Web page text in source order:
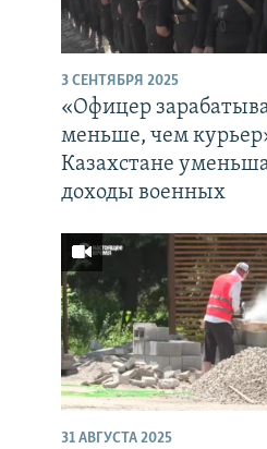
3 СЕНТЯБРЯ 2025
«Офицер
меньше, чем
Казахстане
доходы военных
31 АВГУСТА 2025